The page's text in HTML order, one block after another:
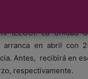
más importante del
(EEUU). La Unidad
arranca en abril con
Antes, recibirá en
respectivamente.